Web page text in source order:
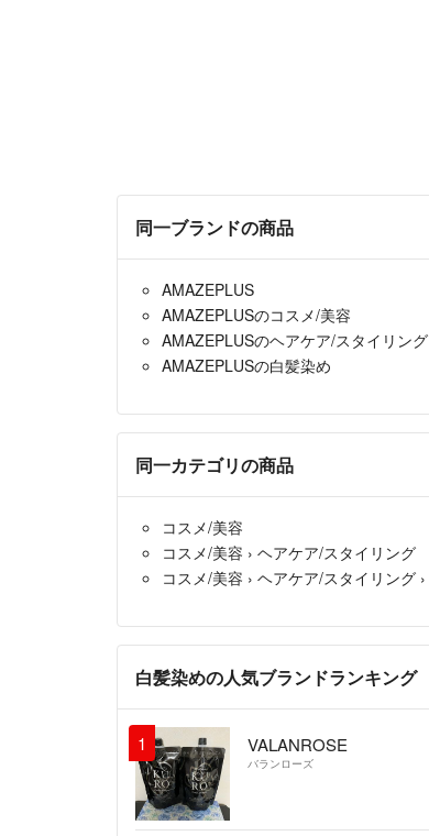
同一ブランドの商品
AMAZEPLUS
AMAZEPLUSのコスメ/美容
AMAZEPLUSのヘアケア/スタイリング
AMAZEPLUSの白髪染め
同一カテゴリの商品
コスメ/美容
コスメ/美容 › ヘアケア/スタイリング
コスメ/美容 › ヘアケア/スタイリング ›
白髪染めの人気ブランドランキング
1 VALANROSE
バランローズ